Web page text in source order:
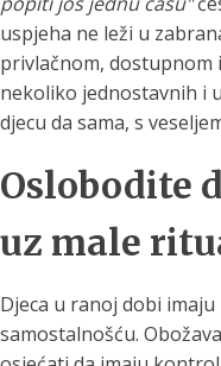
uspjeha ne leži u
privlačnom, dostupnom
nekoliko jednostavnih i
djecu da sama, s
Oslobodite
uz male
Djeca u ranoj dobi
samostalnošću.
Tuš glave
filtriranje vode za